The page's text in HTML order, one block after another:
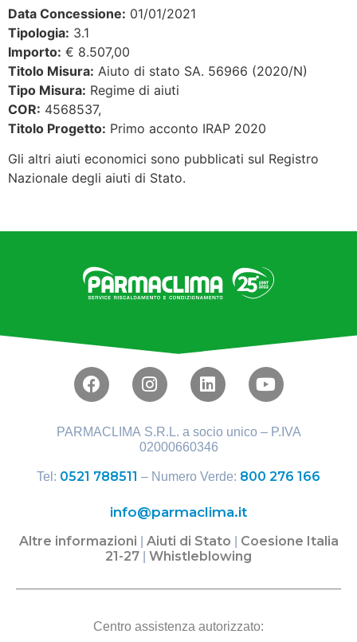
Data Concessione: 01/01/2021
Tipologia: 3.1
Importo: € 8.507,00
Titolo Misura: Aiuto di stato SA. 56966 (2020/N)
Tipo Misura: Regime di aiuti
COR: 4568537,
Titolo Progetto: Primo acconto IRAP 2020
Gli altri aiuti economici sono pubblicati sul Registro
Nazionale degli aiuti di Stato.
PARMACLIMA S.R.L. a socio unico – P.IVA
02000660346
Tel: 0521 788511 – Numero Verde: 800 276 166
info@parmaclima.it
Altre informazioni Aiuti di Stato
Coesione Italia
21-27
Whistleblowing
Centro assistenza autorizzato: